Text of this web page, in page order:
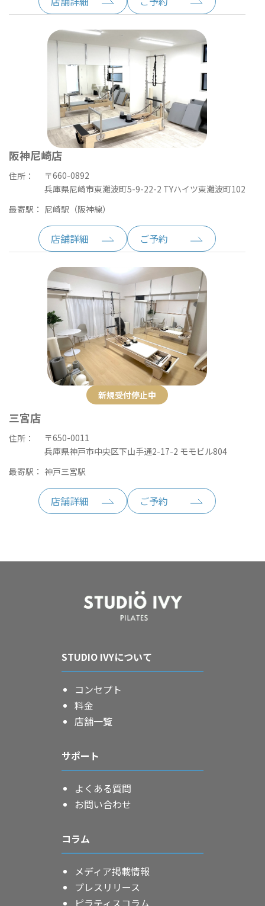
阪神尼崎店
住所：
〒660-0892
兵庫県尼崎市東灘波町5-9-22-2 TYハイツ東灘波町102
最寄駅： 尼崎駅（阪神線）
店舗詳細 ご予約
新規受付停止中
三宮店
住所：
〒650-0011
兵庫県神戸市中央区下山手通2-17-2 モモビル804
最寄駅： 神戸三宮駅
店舗詳細 ご予約
STUDIO IVYについて
コンセプト
料金
店舗一覧
サポート
よくある質問
お問い合わせ
コラム
メディア掲載情報
プレスリリース
ピラティスコラム